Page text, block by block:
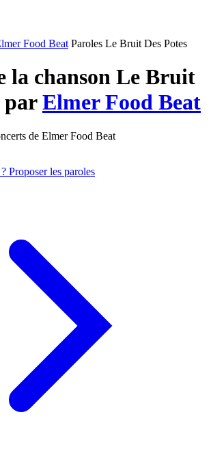
Food Beat Paroles Le Bruit Des Potes
la chanson Le Bruit
parElmer Food Beat
de Elmer Food Beat
Proposer les paroles